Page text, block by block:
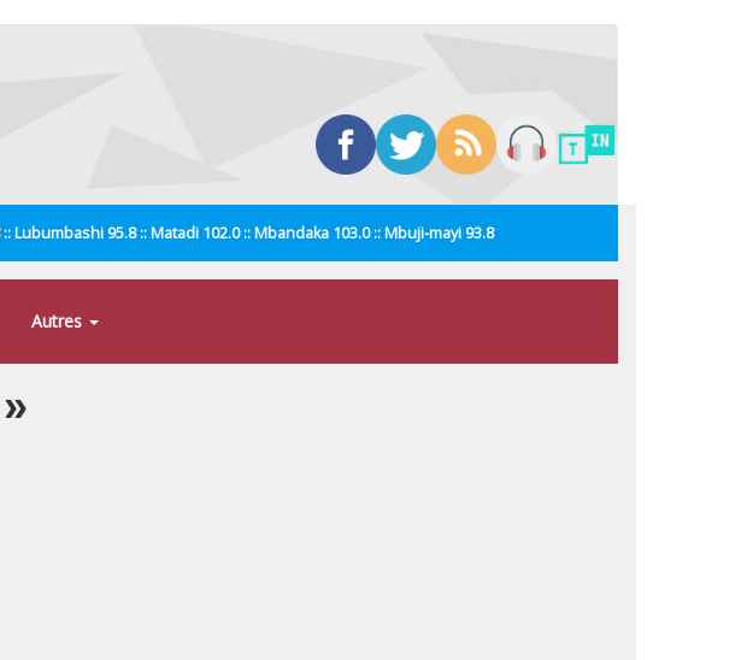
Lubumbashi 95.8 :: Matadi 102.0 :: Mbandaka 103.0 :: Mbuji-mayi 93.8
Autres